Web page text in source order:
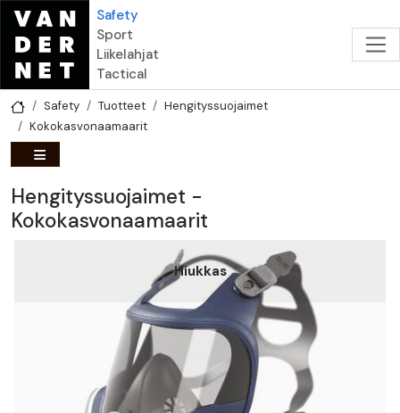
Hyppää pääsisältöön
Safety
Sport
Liikelahjat
Tactical
Safety Tuotteet
Hengityssuojaimet
Kokokasvonaamaarit
Hengityssuojaimet -
Kokokasvonaamaarit
Hiukkas